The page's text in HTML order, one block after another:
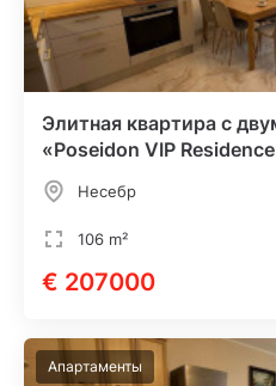
Элитная квартира с
«Poseidon VIP
Несебр
106 m²
€ 207000
Апартаменты